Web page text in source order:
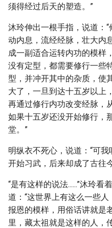
须得经过后天的塑造。”
沐玲伸出一根手指，说道：
动内息，流经经脉，壮大内
成一副适合运转内功的模样
没有定型，都需要修行一些
型，并冲开其中的杂质，使
大了，一旦到达十五岁以上
再通过修行内功改变经脉，
如果十五岁还没开始修行，
堂。”
明纵衣不死心，说道：“可
开始习武，后来却成了古往
“是有这样的说法......”沐玲
道：“这世界上有这么一些
报恩的模样，用俗话讲就是
里，藏太祖就是这样的人，